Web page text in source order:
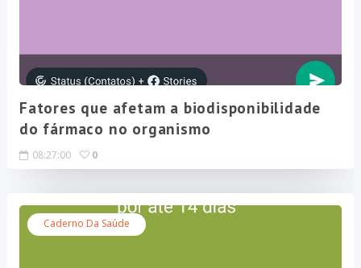
Fatores que afetam a biodisponibilidade
do fármaco no organismo
08:27:00 0
Caderno Da Saúde